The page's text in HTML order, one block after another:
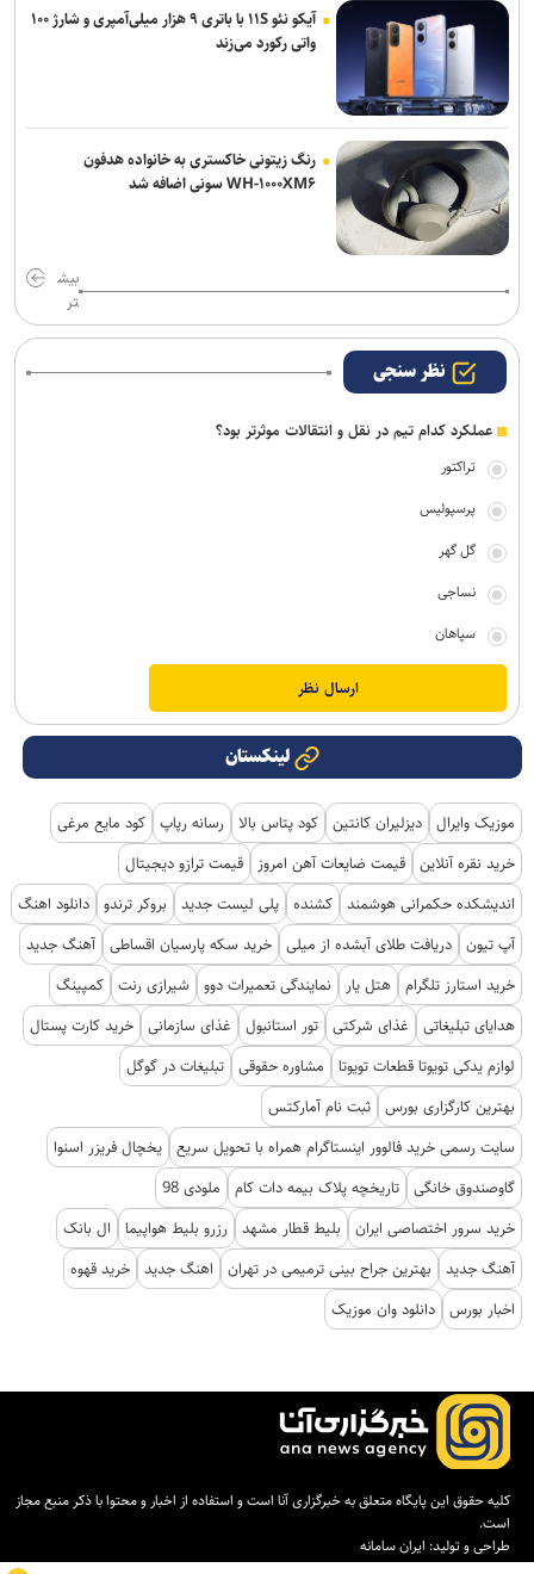
آیکو نئو ۱۱S با باتری ۹ هزار میلی‌آمپری و شارژ ۱۰۰
واتی رکورد می‌زند
رنگ زیتونی خاکستری به خانواده هدفون
WH-۱۰۰۰XM۶ سونی اضافه شد
بیش
تر
نظر سنجی
عملکرد کدام تیم در نقل و انتقالات موثرتر بود؟
تراکتور
پرسپولیس
گل گهر
نساجی
سپاهان
لینکستان
موزیک وایرال دیزلیران کانتین کود پتاس بالا رسانه رپاپ کود مایع مرغی
خرید نقره آنلاین قیمت ضایعات آهن امروز
قیمت ترازو دیجیتال
اندیشکده حکمرانی هوشمند کشنده پلی لیست جدید بروکر ترندو دانلود اهنگ
آپ تیون دریافت طلای آبشده از میلی خرید سکه پارسیان اقساطی آهنگ جدید
خرید استارز تلگرام هتل یار نمایندگی تعمیرات دوو شیرازی رنت کمپینگ
هدایای تبلیغاتی
غذای شرکتی تور استانبول غذای سازمانی خرید کارت پستال
لوازم یدکی تویوتا قطعات تویوتا
مشاوره حقوقی تبلیغات در گوگل
بهترین کارگزاری بورس ثبت نام آمارکتس
سایت رسمی خرید فالوور اینستاگرام همراه با تحویل سریع یخچال فریزر اسنوا
گاوصندوق خانگی تاریخچه پلاک بیمه دات کام
ملودی 98
خرید سرور اختصاصی ایران
بلیط قطار مشهد رزرو بلیط هواپیما
ال بانک
آهنگ جدید
بهترین جراح بینی ترمیمی در تهران اهنگ جدید خرید قهوه
اخبار بورس دانلود وان موزیک
کلیه حقوق این پایگاه متعلق به خبرگزاری آنا است و استفاده از اخبار و محتوا با ذکر منبع مجاز
است.
طراحی و تولید: ایران سامانه